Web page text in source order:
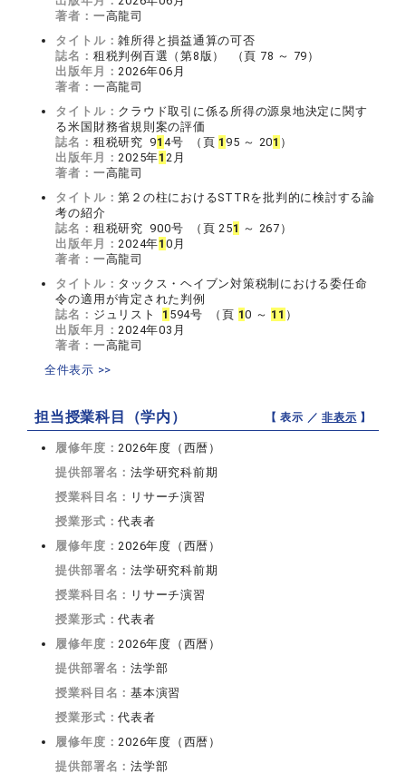
著者： 一高龍司
タイトル：雑所得と損益通算の可否
誌名： 租税判例百選（第8版） （頁 78 ～ 79）
出版年月：2026年06月
著者： 一高龍司
タイトル： クラウド取引に係る所得の源泉地決定に関す
る米国財務省規則案の評価
誌名： 租税研究 91 4号 （頁 1 95 ～ 201 ）
出版年月：2025年1 2月
著者： 一高龍司
タイトル：第２の柱におけるSTTRを批判的に検討する論
考の紹介
誌名： 租税研究 900号 （頁 251 ～ 267）
出版年月：2024年1 0月
著者： 一高龍司
タイトル： タックス・ヘイブン対策税制における委任命
令の適用が肯定された判例
誌名： ジュリスト 1 594号 （頁 10 ～ 1 1 ）
出版年月：2024年03月
著者： 一高龍司
全件表示 >>
担当授業科目（学内） 【 表示 ／非表示 】
履修年度：2026年度（西暦）
提供部署名：法学研究科前期
授業科目名： リサーチ演習
授業形式：代表者
履修年度：2026年度（西暦）
提供部署名：法学研究科前期
授業科目名： リサーチ演習
授業形式：代表者
履修年度：2026年度（西暦）
提供部署名：法学部
授業科目名：基本演習
授業形式：代表者
履修年度：2026年度（西暦）
提供部署名：法学部